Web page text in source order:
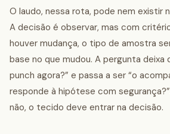
O laudo, nessa rota, pode nem existir
A decisão é observar, mas com
houver mudança, o tipo de amostra
base no que mudou. A pergunta deixa
punch agora?” e passa a ser “o
responde à hipótese com
não, o tecido deve entrar na decisão.